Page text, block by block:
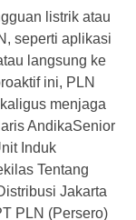
listrik atau
seperti aplikasi
langsung ke
ini, PLN
menjaga
AndikaSenior
Induk
Tentang
Jakarta
PLN (Persero)